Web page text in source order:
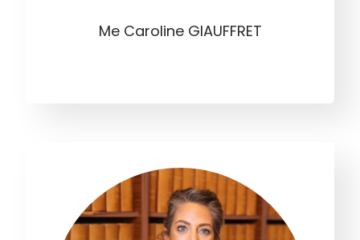
Me Caroline GIAUFFRET